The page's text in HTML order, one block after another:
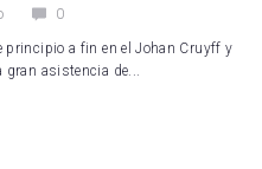
0
principio a fin en el Johan Cruyff y
gran asistencia de...